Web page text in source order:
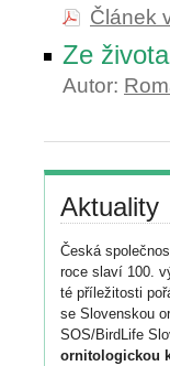
Článek
Ze
Autor:
Aktuality
Česká
roce slaví 100.
té příležitosti
se Slovenskou
SOS/BirdLife
ornitologickou